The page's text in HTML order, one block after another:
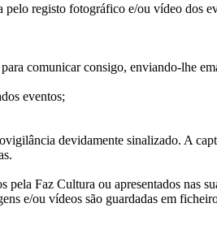
pelo registo fotográfico e/ou vídeo dos
comunicar consigo, enviando-lhe
eventos;
devidamente sinalizado. A
Faz Cultura ou apresentados nas
e/ou vídeos são guardadas em